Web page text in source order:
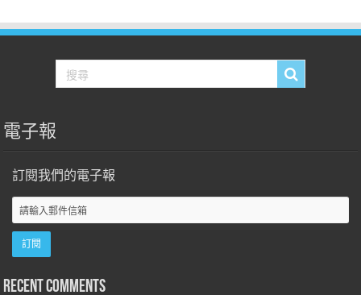
電子報
訂閱我們的電子報
Recent Comments